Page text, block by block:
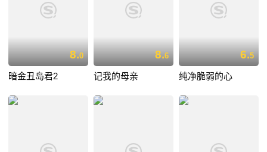
8.0
暗金丑岛君2
8.6
记我的母亲
6.5
纯净脆弱的心